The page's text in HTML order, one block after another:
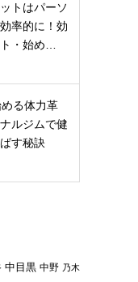
トはパーソ
率的に！効
・始め…
る体力革
ルジムで健
す秘訣
中目黒 中野 乃木